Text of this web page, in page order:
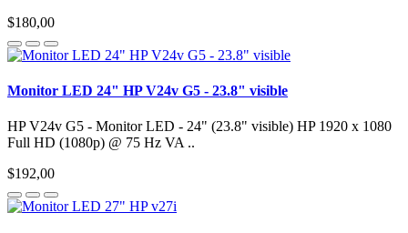
$180,00
Monitor LED 24" HP V24v G5 - 23.8" visible
HP V24v G5 - Monitor LED - 24" (23.8" visible) HP 1920 x 1080
Full HD (1080p) @ 75 Hz VA ..
$192,00